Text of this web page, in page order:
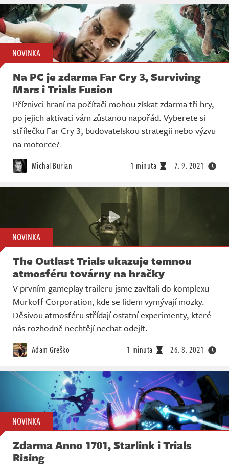
NOVINKA
Na PC je zdarma Far Cry 3, Surviving
Mars i Trials Fusion
Příznivci hraní na počítači mohou získat zdarma tři hry,
po jejich aktivaci vám zůstanou napořád. Vyberete si
střílečku Far Cry 3, budovatelskou strategii nebo výzvu
na motorce?
Michal Burian 1 minuta 7. 9. 2021
NOVINKA
The Outlast Trials ukazuje temnou
atmosféru továrny na hračky
V prvním gameplay traileru jsme zavítali do komplexu
Murkoff Corporation, kde se lidem vymývají mozky.
Děsivou atmosféru střídají ostatní experimenty, které
nás rozhodně nechtějí nechat odejít.
Adam Greško 1 minuta 26. 8. 2021
NOVINKA
Zdarma Anno 1701, Starlink i Trials
Rising